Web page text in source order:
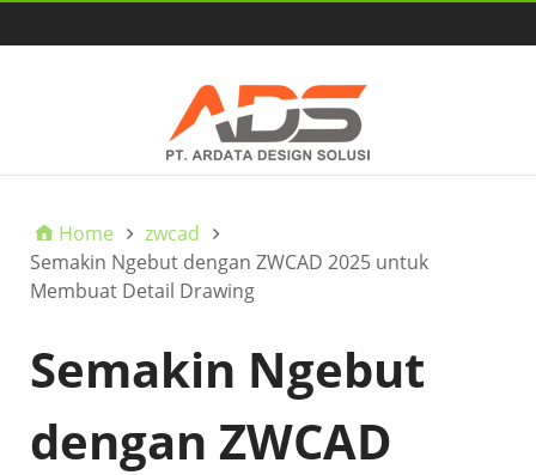
Home
zwcad
Semakin Ngebut dengan ZWCAD 2025 untuk
Membuat Detail Drawing
Semakin Ngebut
dengan ZWCAD